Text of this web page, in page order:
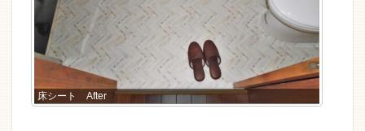
床シート After